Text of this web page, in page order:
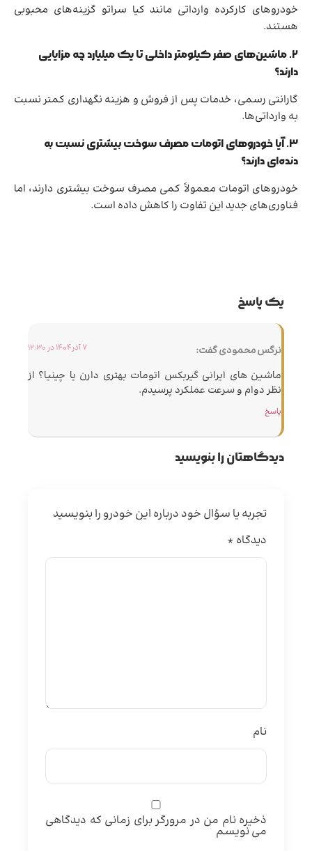
خودروهای کارکرده وارداتی مانند کیا سراتو گزینه‌های محبوبی
هستند.
۲. ماشین‌های صفر کیلومتر داخلی تا یک میلیارد چه مزایایی
دارند؟
گارانتی رسمی، خدمات پس از فروش و هزینه نگهداری کمتر نسبت
به وارداتی‌ها.
۳. آیا خودروهای اتومات مصرف سوخت بیشتری نسبت به
دنده‌ای دارند؟
خودروهای اتومات معمولاً کمی مصرف سوخت بیشتری دارند، اما
فناوری‌های جدید این تفاوت را کاهش داده است.
یک پاسخ
نرگس محمودیگفت: 7 آذر 1404 در 12:30
ماشین های ایرانی گیربکس اتومات بهتری دارن یا چینیا؟ از
نظر دوام و سرعت عملکرد پرسیدم.
پاسخ
دیدگاهتان را بنویسید
تجربه یا سؤال خود درباره این خودرو را بنویسید
دیدگاه *
نام
ذخیره نام من در مرورگر برای زمانی که دیدگاهی
می نویسم